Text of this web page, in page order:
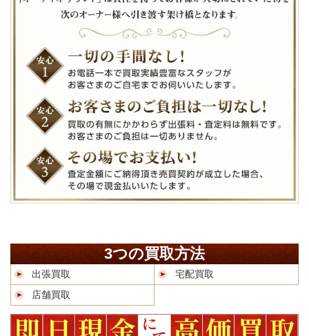
3つの買取方法
出張買取
宅配買取
店舗買取